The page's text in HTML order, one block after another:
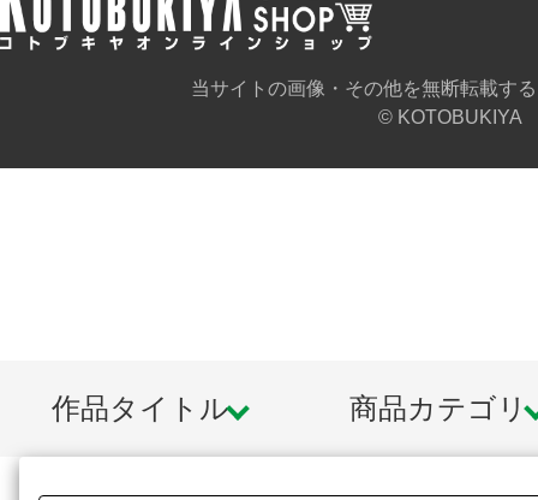
当サイトの画像・その他を無断転載す
© KOTOBUKIYA
作品タイトル 商品カテゴリ